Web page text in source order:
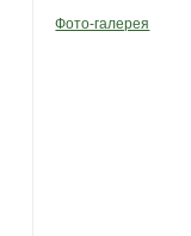
Фото-галерея